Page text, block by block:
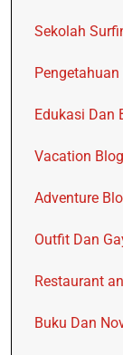
Sekolah
Edukasi Dan
Vacation Blog
Adventure
Outfit Dan
Restaurant
Buku Dan